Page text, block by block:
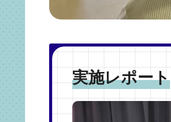
実施レポート